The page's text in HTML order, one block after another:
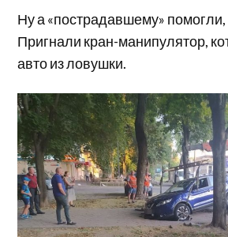
Ну а «пострадавшему» помогли,
Пригнали кран-манипулятор,
авто из ловушки.